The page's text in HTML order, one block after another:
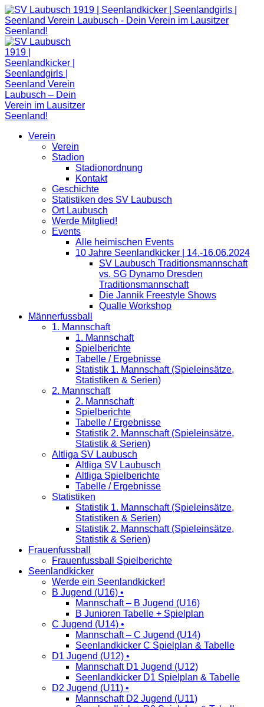
Zum
Inhalt
springen
Verein
Verein
Stadion
Stadionordnung
Kontakt
Geschichte
Statistiken des SV Laubusch
Ort Laubusch
Werde Mitglied!
Events
Alle heimischen Events
10 Jahre Seenlandkicker | 14.-16.06.2024
SV Laubusch Traditionsmannschaft
vs. SG Dynamo Dresden
Traditionsmannschaft
Die Jannik Freestyle Shows
Qualle Workshop
Männerfussball
1. Mannschaft
1. Mannschaft
Spielberichte
Tabelle / Ergebnisse
Statistik 1. Mannschaft (Spieleinsätze,
Statistiken & Serien)
2. Mannschaft
2. Mannschaft
Spielberichte
Tabelle / Ergebnisse
Statistik 2. Mannschaft (Spieleinsätze,
Statistik & Serien)
Altliga SV Laubusch
Altliga SV Laubusch
Altliga Spielberichte
Tabelle / Ergebnisse
Statistiken
Statistik 1. Mannschaft (Spieleinsätze,
Statistiken & Serien)
Statistik 2. Mannschaft (Spieleinsätze,
Statistik & Serien)
Frauenfussball
Frauenfussball Spielberichte
Seenlandkicker
Werde ein Seenlandkicker!
B Jugend (U16) •
Mannschaft – B Jugend (U16)
B Junioren Tabelle + Spielplan
C Jugend (U14) •
Mannschaft – C Jugend (U14)
Seenlandkicker C Spielplan & Tabelle
D1 Jugend (U12) •
Mannschaft D1 Jugend (U12)
Seenlandkicker D1 Spielplan & Tabelle
D2 Jugend (U11) •
Mannschaft D2 Jugend (U11)